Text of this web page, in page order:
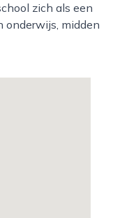
zich als een
onderwijs, midden